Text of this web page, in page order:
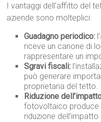
I vantaggi dell’affitto del
aziende sono molteplici:
Guadagno periodico:
riceve un canone di
rappresentare un
Sgravi fiscali:
può generare
proprietaria del tetto.
Riduzione
fotovoltaico produce
riduzione